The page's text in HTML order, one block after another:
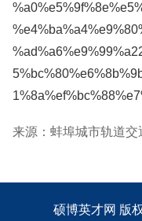
来源：蚌埠城市轨道交
硕博英才网 版